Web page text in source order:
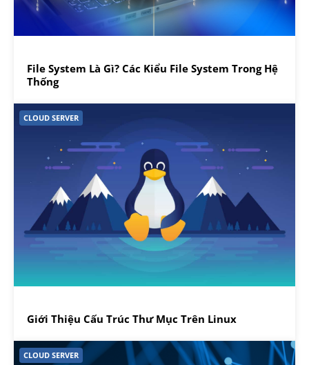
File System Là Gì? Các Kiểu File System Trong Hệ
Thống
CLOUD SERVER
Giới Thiệu Cấu Trúc Thư Mục Trên Linux
CLOUD SERVER